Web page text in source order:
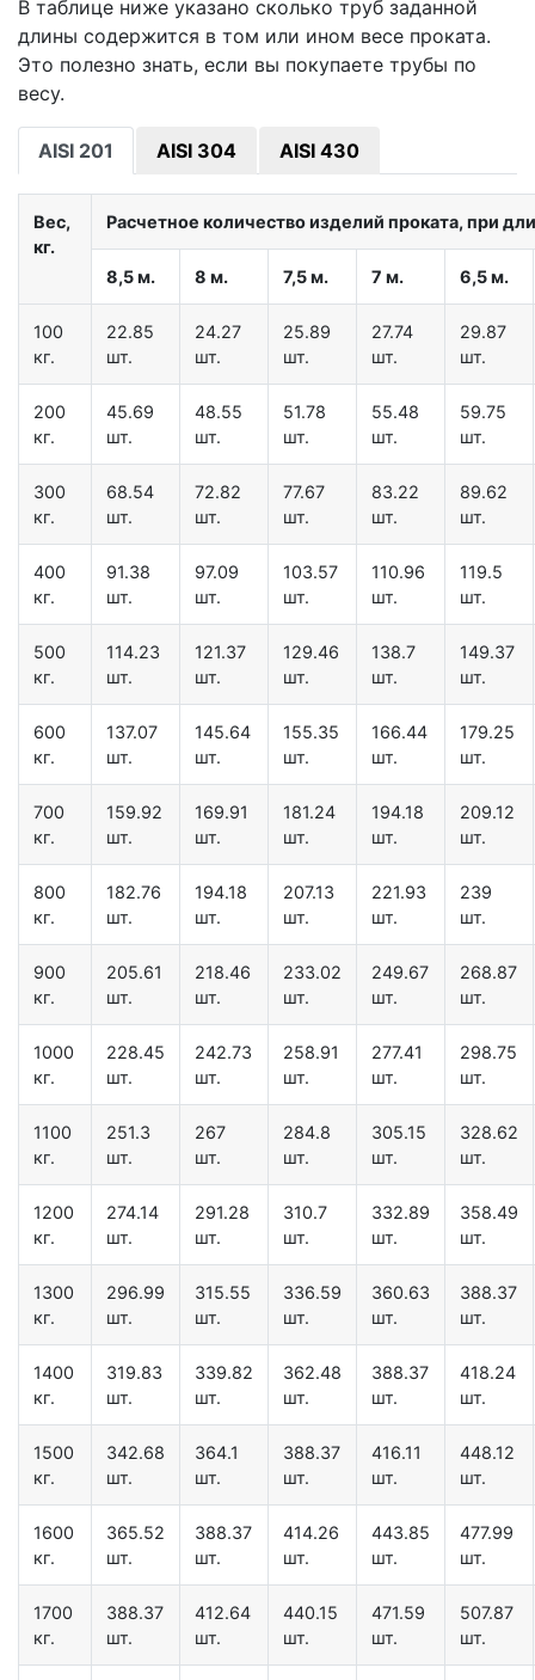
В таблице ниже указано сколько труб заданной
длины содержится в том или ином весе проката.
Это полезно знать, если вы покупаете трубы по
весу.
AISI 201 AISI 304 AISI 430
Вес,
кг.
Расчетное количество изделий проката, при
8,5 м. 8 м. 7,5 м. 7 м. 6,5 м.
100
кг.
22.85
шт.
24.27
шт.
25.89
шт.
27.74
шт.
29.87
шт.
200
кг.
45.69
шт.
48.55
шт.
51.78
шт.
55.48
шт.
59.75
шт.
300
кг.
68.54
шт.
72.82
шт.
77.67
шт.
83.22
шт.
89.62
шт.
400
кг.
91.38
шт.
97.09
шт.
103.57
шт.
110.96
шт.
119.5
шт.
500
кг.
114.23
шт.
121.37
шт.
129.46
шт.
138.7
шт.
149.37
шт.
600
кг.
137.07
шт.
145.64
шт.
155.35
шт.
166.44
шт.
179.25
шт.
700
кг.
159.92
шт.
169.91
шт.
181.24
шт.
194.18
шт.
209.12
шт.
800
кг.
182.76
шт.
194.18
шт.
207.13
шт.
221.93
шт.
239
шт.
900
кг.
205.61
шт.
218.46
шт.
233.02
шт.
249.67
шт.
268.87
шт.
1000
кг.
228.45
шт.
242.73
шт.
258.91
шт.
277.41
шт.
298.75
шт.
1100
кг.
251.3
шт.
267
шт.
284.8
шт.
305.15
шт.
328.62
шт.
1200
кг.
274.14
шт.
291.28
шт.
310.7
шт.
332.89
шт.
358.49
шт.
1300
кг.
296.99
шт.
315.55
шт.
336.59
шт.
360.63
шт.
388.37
шт.
1400
кг.
319.83
шт.
339.82
шт.
362.48
шт.
388.37
шт.
418.24
шт.
1500
кг.
342.68
шт.
364.1
шт.
388.37
шт.
416.11
шт.
448.12
шт.
1600
кг.
365.52
шт.
388.37
шт.
414.26
шт.
443.85
шт.
477.99
шт.
1700
кг.
388.37
шт.
412.64
шт.
440.15
шт.
471.59
шт.
507.87
шт.